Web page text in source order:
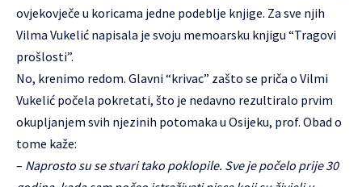
ovjekovječe u koricama jedne podeblje knjige. Za sve njih
Vilma Vukelić napisala je svoju memoarsku knjigu “Tragovi
prošlosti”.
No, krenimo redom. Glavni “krivac” zašto se priča o Vilmi
Vukelić počela pokretati, što je nedavno rezultiralo prvim
okupljanjem svih njezinih potomaka u Osijeku, prof. Obad o
tome kaže:
– Naprosto su se stvari tako poklopile. Sve je počelo prije 30